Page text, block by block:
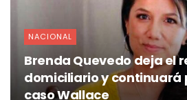
NACIONAL
Brenda Quevedo deja el
domiciliario y continuará
caso Wallace